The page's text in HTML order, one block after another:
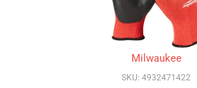
Milwaukee
SKU: 4932471422